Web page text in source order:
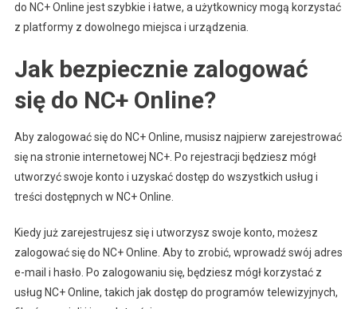
do NC+ Online jest szybkie i łatwe, a użytkownicy mogą korzystać
z platformy z dowolnego miejsca i urządzenia.
Jak bezpiecznie zalogować
się do NC+ Online?
Aby zalogować się do NC+ Online, musisz najpierw zarejestrować
się na stronie internetowej NC+. Po rejestracji będziesz mógł
utworzyć swoje konto i uzyskać dostęp do wszystkich usług i
treści dostępnych w NC+ Online.
Kiedy już zarejestrujesz się i utworzysz swoje konto, możesz
zalogować się do NC+ Online. Aby to zrobić, wprowadź swój adres
e-mail i hasło. Po zalogowaniu się, będziesz mógł korzystać z
usług NC+ Online, takich jak dostęp do programów telewizyjnych,